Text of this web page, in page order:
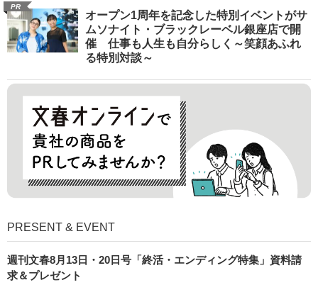
PR
オープン1周年を記念した特別イベントがサ
ムソナイト・ブラックレーベル銀座店で開
催 仕事も人生も自分らしく～笑顔あふれ
る特別対談～
PRESENT & EVENT
週刊文春8月13日・20日号「終活・エンディング特集」資料請
求＆プレゼント